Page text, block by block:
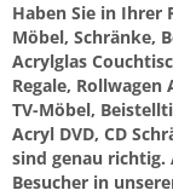
Haben Sie in Ihrer
Möbel, Schränke,
Acrylglas
Regale,
TV-Möbel,
Acryl DVD, CD
sind genau richtig.
Besucher in